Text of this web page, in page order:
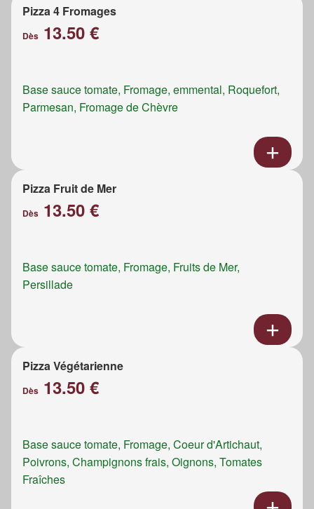
Pizza 4 Fromages
Dès 13.50 €
Base sauce tomate, Fromage, emmental, Roquefort,
Parmesan, Fromage de Chèvre
Pizza Fruit de Mer
Dès 13.50 €
Base sauce tomate, Fromage, Fruits de Mer,
Persillade
Pizza Végétarienne
Dès 13.50 €
Base sauce tomate, Fromage, Coeur d'Artichaut,
Poivrons, Champignons frais, Oignons, Tomates
Fraîches